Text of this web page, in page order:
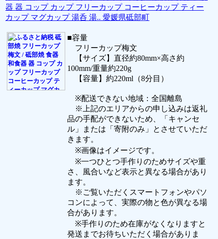
器 器 コップ カップ フリーカップ コーヒーカップ ティー
カップ マグカップ 湯呑 湯.. 愛媛県砥部町
■容量
フリーカップ梅文
【サイズ】直径約80mm×高さ約
100mm/重量約220g
【容量】約220ml（8分目）
※配送できない地域：全国離島
※上記のエリアからの申し込みは返礼
品の手配ができないため、「キャンセ
ル」または「寄附のみ」とさせていただ
きます。
※画像はイメージです。
※一つひとつ手作りのためサイズや重
さ、風合いなど表示と異なる場合があり
ます。
※ご覧いただくスマートフォンやパソ
コンによって、実際の物と色が異なる場
合があります。
※手作りのため在庫がなくなりますと
発送までお待ちいただく場合がありま